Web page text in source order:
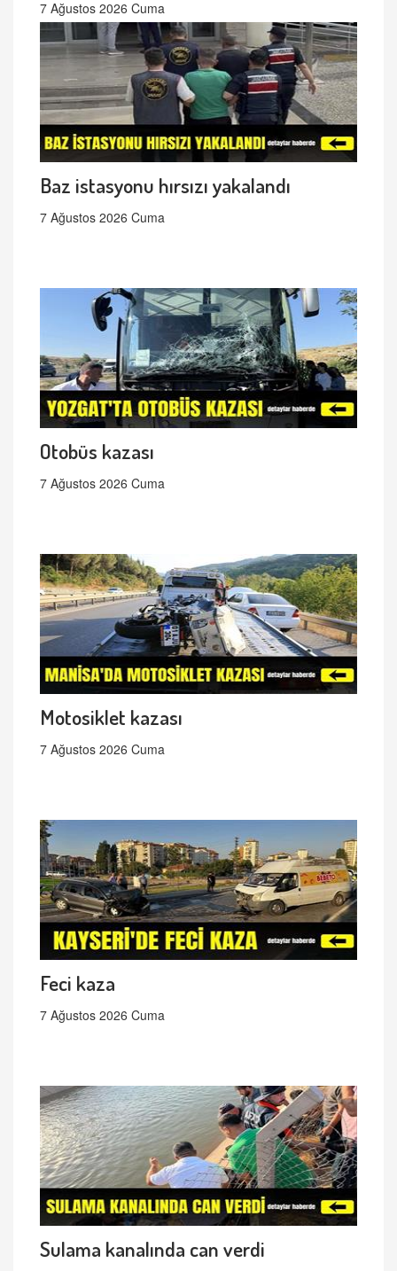
7 Ağustos 2026 Cuma
Baz istasyonu hırsızı yakalandı
7 Ağustos 2026 Cuma
Otobüs kazası
7 Ağustos 2026 Cuma
Motosiklet kazası
7 Ağustos 2026 Cuma
Feci kaza
7 Ağustos 2026 Cuma
Sulama kanalında can verdi